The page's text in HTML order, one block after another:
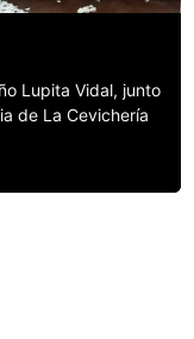
Lupita Vidal, junto
de La Cevichería